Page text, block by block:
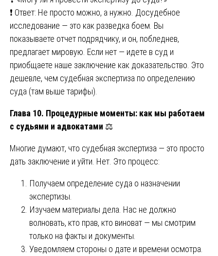
❗ Ответ: Не просто можно, а нужно. Досудебное
исследование — это как разведка боем. Вы
показываете отчет подрядчику, и он, побледнев,
предлагает мировую. Если нет — идете в суд и
приобщаете наше заключение как доказательство. Это
дешевле, чем судебная экспертиза по определению
суда (там выше тарифы).
Глава 10. Процедурные моменты: как мы работаем
с судьями и адвокатами ⚖️
Многие думают, что судебная экспертиза — это просто
дать заключение и уйти. Нет. Это процесс:
Получаем определение суда о назначении
экспертизы.
Изучаем материалы дела. Нас не должно
волновать, кто прав, кто виноват — мы смотрим
только на факты и документы.
Уведомляем стороны о дате и времени осмотра.